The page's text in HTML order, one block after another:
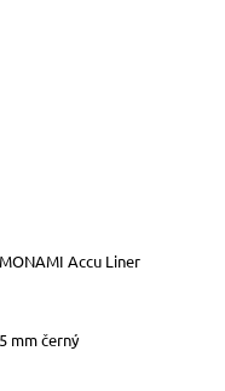
Accu Liner
mm černý